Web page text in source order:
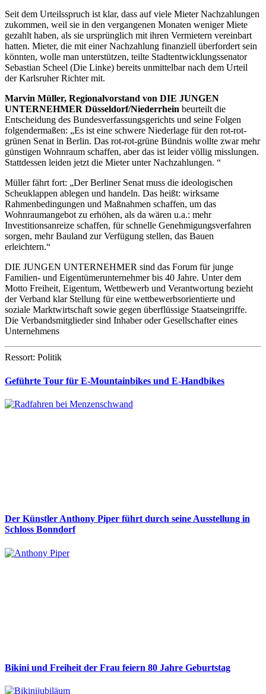
Seit dem Urteilsspruch ist klar, dass auf viele Mieter Nachzahlungen
zukommen, weil sie in den vergangenen Monaten weniger Miete
gezahlt haben, als sie ursprünglich mit ihren Vermietern vereinbart
hatten. Mieter, die mit einer Nachzahlung finanziell überfordert sein
könnten, wolle man unterstützen, teilte Stadtentwicklungssenator
Sebastian Scheel (Die Linke) bereits unmittelbar nach dem Urteil
der Karlsruher Richter mit.
Marvin Müller, Regionalvorstand von DIE JUNGEN
UNTERNEHMER Düsseldorf/Niederrhein beurteilt die
Entscheidung des Bundesverfassungsgerichts und seine Folgen
folgendermaßen: „Es ist eine schwere Niederlage für den rot-rot-
grünen Senat in Berlin. Das rot-rot-grüne Bündnis wollte zwar mehr
günstigen Wohnraum schaffen, aber das ist leider völlig misslungen.
Stattdessen leiden jetzt die Mieter unter Nachzahlungen. “
Müller fährt fort: „Der Berliner Senat muss die ideologischen
Scheuklappen ablegen und handeln. Das heißt: wirksame
Rahmenbedingungen und Maßnahmen schaffen, um das
Wohnraumangebot zu erhöhen, als da wären u.a.: mehr
Investitionsanreize schaffen, für schnelle Genehmigungsverfahren
sorgen, mehr Bauland zur Verfügung stellen, das Bauen
erleichtern.“
DIE JUNGEN UNTERNEHMER sind das Forum für junge
Familien- und Eigentümerunternehmer bis 40 Jahre. Unter dem
Motto Freiheit, Eigentum, Wettbewerb und Verantwortung bezieht
der Verband klar Stellung für eine wettbewerbsorientierte und
soziale Marktwirtschaft sowie gegen überflüssige Staatseingriffe.
Die Verbandsmitglieder sind Inhaber oder Gesellschafter eines
Unternehmens
Ressort: Politik
Geführte Tour für E-Mountainbikes und E-Handbikes
Der Künstler Anthony Piper führt durch seine Ausstellung in
Schloss Bonndorf
Bikini und Freiheit der Frau feiern 80 Jahre Geburtstag